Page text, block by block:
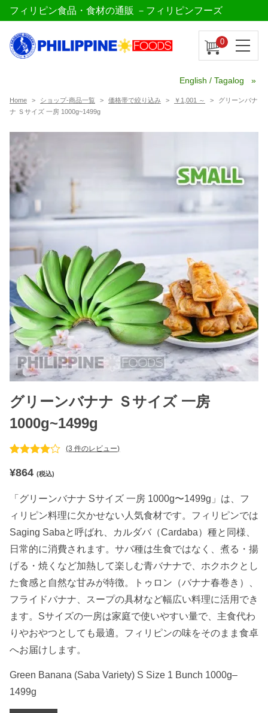
フィリピン食品・食材の通販 －フィリピンフーズ
0
English / Tagalog
Home ショップ-商品一覧 価格帯で絞り込み ￥1,001 ～
グリーンバナ
ナ Ｓサイズ 一房 1000g~1499g
グリーンバナナ Ｓサイズ 一房
1000g~1499g
評価に基づ
価のうち、
4.67 点
(3 件のレビュー)
¥864 (税込)
「グリーンバナナ Sサイズ 一房 1000g〜1499g」は、フ
ィリピン料理に欠かせない人気食材です。フィリピンでは
Saging Sabaと呼ばれ、カルダバ（Cardaba）種と同様、
日常的に消費されます。サバ種は生食ではなく、煮る・揚
げる・焼くなど加熱して楽しむ青バナナで、ホクホクとし
た食感と自然な甘みが特徴。トゥロン（バナナ春巻き）、
フライドバナナ、スープの具材など幅広い料理に活用でき
ます。Sサイズの一房は家庭で使いやすい量で、主食代わ
りやおやつとしても最適。フィリピンの味をそのまま食卓
へお届けします。
Green Banana (Saba Variety) S Size 1 Bunch 1000g–
1499g